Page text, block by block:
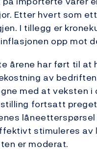
Etter hvert som
I tillegg er
opp mot
årene har ført til at
av
med at veksten
fortsatt
stimuleres av
er moderat.